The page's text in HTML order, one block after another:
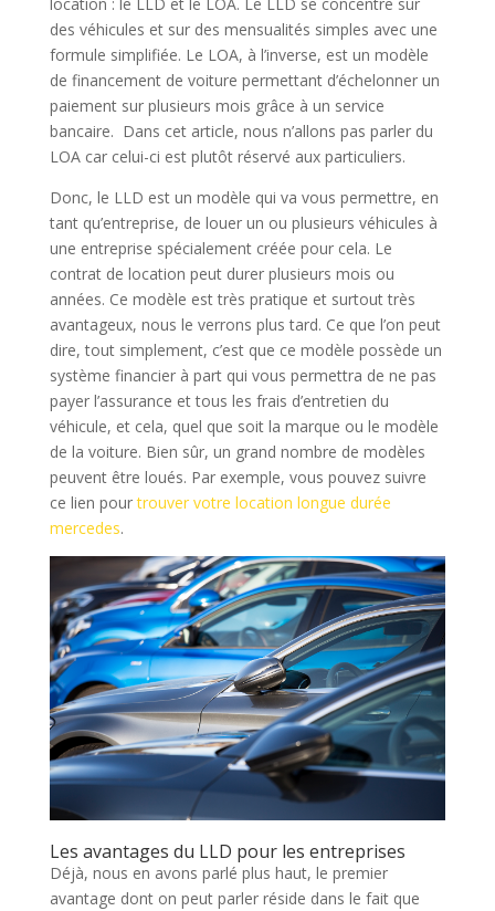
location : le LLD et le LOA. Le LLD se concentre sur
des véhicules et sur des mensualités simples avec une
formule simplifiée. Le LOA, à l’inverse, est un modèle
de financement de voiture permettant d’échelonner un
paiement sur plusieurs mois grâce à un service
bancaire. Dans cet article, nous n’allons pas parler du
LOA car celui-ci est plutôt réservé aux particuliers.
Donc, le LLD est un modèle qui va vous permettre, en
tant qu’entreprise, de louer un ou plusieurs véhicules à
une entreprise spécialement créée pour cela. Le
contrat de location peut durer plusieurs mois ou
années. Ce modèle est très pratique et surtout très
avantageux, nous le verrons plus tard. Ce que l’on peut
dire, tout simplement, c’est que ce modèle possède un
système financier à part qui vous permettra de ne pas
payer l’assurance et tous les frais d’entretien du
véhicule, et cela, quel que soit la marque ou le modèle
de la voiture. Bien sûr, un grand nombre de modèles
peuvent être loués. Par exemple, vous pouvez suivre
ce lien pourtrouver votre location longue durée
mercedes.
Les avantages du LLD pour les entreprises
Déjà, nous en avons parlé plus haut, le premier
avantage dont on peut parler réside dans le fait que